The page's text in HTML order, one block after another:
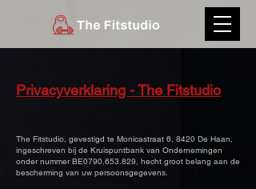
Privacyverklaring - The Fitstudio
The Fitstudio, gevestigd te Monicastraat 6, 8420 De Haan,
ingeschreven bij de Kruispuntbank van Ondernemingen
onder nummer BE0790.653.829, hecht groot belang aan de
bescherming van uw persoonsgegevens.